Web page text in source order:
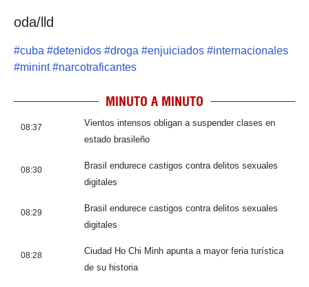
oda/lld
#cuba #detenidos #droga #enjuiciados #internacionales
#minint#narcotraficantes
MINUTO A MINUTO
08:37
Vientos intensos obligan a suspender clases en
estado brasileño
08:30
Brasil endurece castigos contra delitos sexuales
digitales
08:29
Brasil endurece castigos contra delitos sexuales
digitales
08:28
Ciudad Ho Chi Minh apunta a mayor feria turística
de su historia